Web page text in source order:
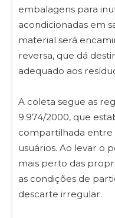
embalagens para
acondicionadas em
material será
reversa, que dá
adequado aos
A coleta segue as
9.974/2000, que
compartilhada entre
usuários. Ao levar o
mais perto das
as condições de
descarte irregular.